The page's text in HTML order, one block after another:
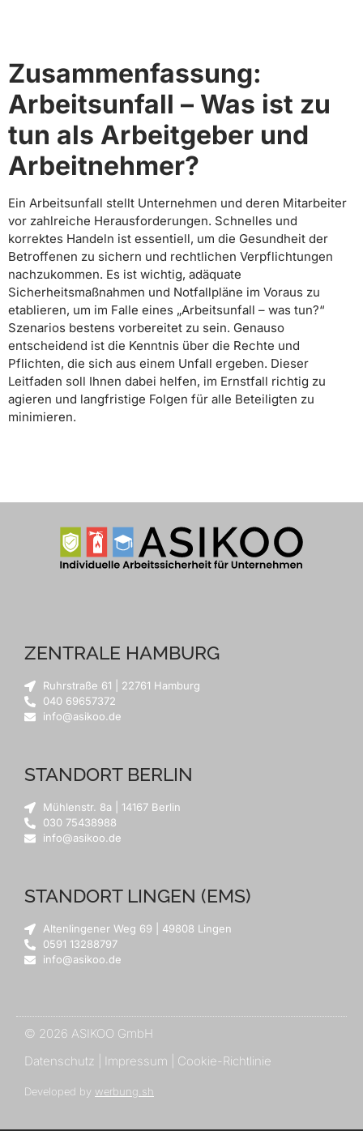
Zusammenfassung:
Arbeitsunfall – Was ist zu
tun als Arbeitgeber und
Arbeitnehmer?
Ein Arbeitsunfall stellt Unternehmen und deren Mitarbeiter
vor zahlreiche Herausforderungen. Schnelles und
korrektes Handeln ist essentiell, um die Gesundheit der
Betroffenen zu sichern und rechtlichen Verpflichtungen
nachzukommen. Es ist wichtig, adäquate
Sicherheitsmaßnahmen und Notfallpläne im Voraus zu
etablieren, um im Falle eines „Arbeitsunfall – was tun?“
Szenarios bestens vorbereitet zu sein. Genauso
entscheidend ist die Kenntnis über die Rechte und
Pflichten, die sich aus einem Unfall ergeben. Dieser
Leitfaden soll Ihnen dabei helfen, im Ernstfall richtig zu
agieren und langfristige Folgen für alle Beteiligten zu
minimieren.
ZENTRALE HAMBURG
Ruhrstraße 61 | 22761 Hamburg
040 69657372
info@asikoo.de
STANDORT BERLIN
Mühlenstr. 8a | 14167 Berlin
030 75438988
info@asikoo.de
STANDORT LINGEN (EMS)
Altenlingener Weg 69 | 49808 Lingen
0591 13288797
info@asikoo.de
© 2026 ASIKOO GmbH
Datenschutz
Impressum Cookie-Richtlinie
Developed by werbung.sh